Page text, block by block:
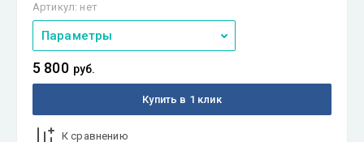
Артикул: нет
Параметры
5 800 руб.
Купить в 1 клик
К сравнению